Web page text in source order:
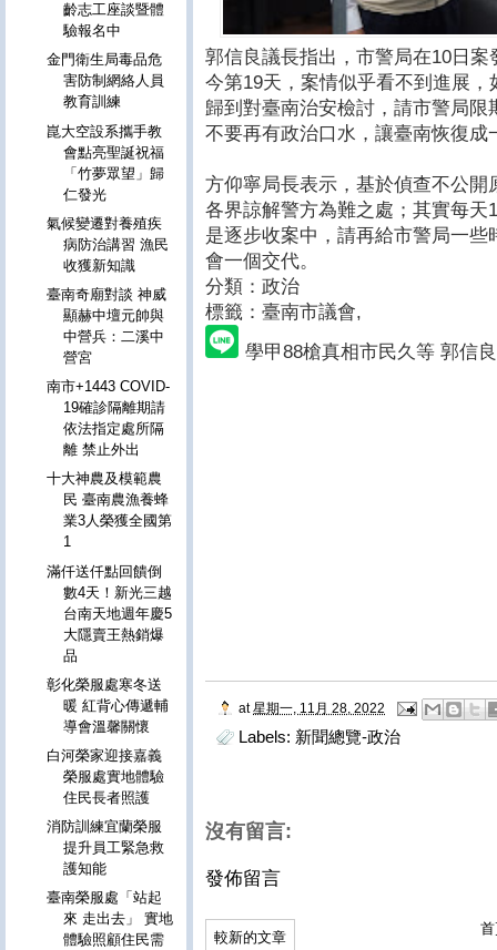
郭信良議長指出，市警局在10日
今第19天，案情似乎看不到進展
歸到對臺南治安檢討，請市警局
不要再有政治口水，讓臺南恢復
方仰寧局長表示，基於偵查不公
各界諒解警方為難之處；其實每
是逐步收案中，請再給市警局一
會一個交代。
分類：政治
標籤：臺南市議會,
學甲88槍真相市民久等 郭信
at 星期一, 11月 28, 2022
Labels: 新聞總覽-政治
沒有留言:
發佈留言
較新的文章
齡志工座談暨體
驗報名中
金門衛生局毒品危
害防制網絡人員
教育訓練
崑大空設系攜手教
會點亮聖誕祝福
「竹夢眾望」歸
仁發光
氣候變遷對養殖疾
病防治講習 漁民
收獲新知識
臺南奇廟對談 神威
顯赫中壇元帥與
中營兵：二溪中
營宮
南市+1443 COVID-
19確診隔離期請
依法指定處所隔
離 禁止外出
十大神農及模範農
民 臺南農漁養蜂
業3人榮獲全國第
1
滿仟送仟點回饋倒
數4天！新光三越
台南天地週年慶5
大隱賣王熱銷爆
品
彰化榮服處寒冬送
暖 紅背心傳遞輔
導會溫馨關懷
白河榮家迎接嘉義
榮服處實地體驗
住民長者照護
消防訓練宜蘭榮服
提升員工緊急救
護知能
臺南榮服處「站起
來 走出去」 實地
體驗照顧住民需